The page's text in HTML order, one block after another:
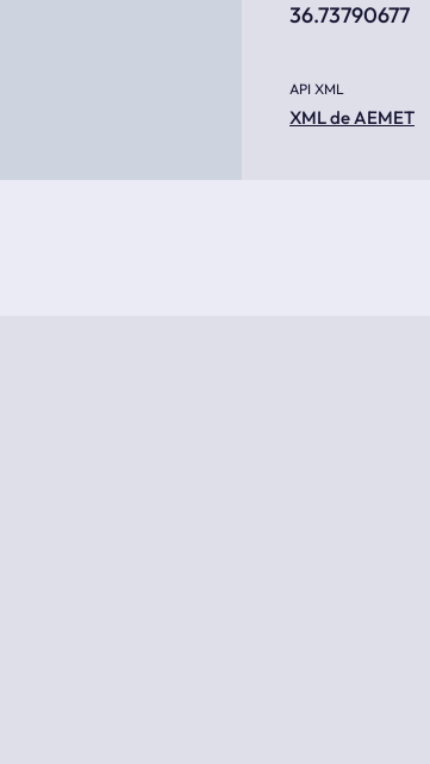
36.73790677
API XML
XML de AEMET